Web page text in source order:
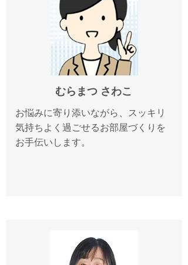
むらまつ さわこ
お悩みに寄り添いながら、スッキリ
気持ちよく過ごせるお部屋づくりを
お手伝いします。